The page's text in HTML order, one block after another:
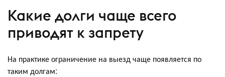
Какие долги чаще всего
приводят к запрету
На практике ограничение на выезд чаще появляется по
таким долгам: